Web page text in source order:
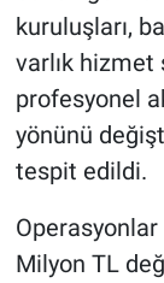
kuruluşları,
varlık hizmet
profesyonel
yönünü
tespit edildi.
Milyon TL